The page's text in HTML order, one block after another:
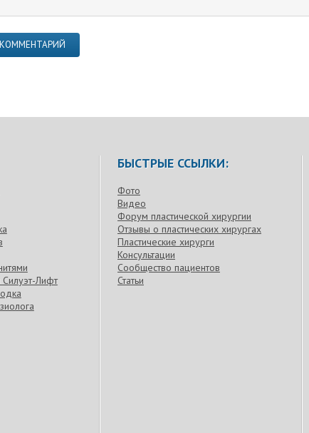
Лифт
БЫСТРЫЕ ССЫЛКИ:
Фото
Видео
Форум пластической хирургии
Отзывы о пластических хирургах
Пластические хирурги
Консультации
Сообщество пациентов
Статьи